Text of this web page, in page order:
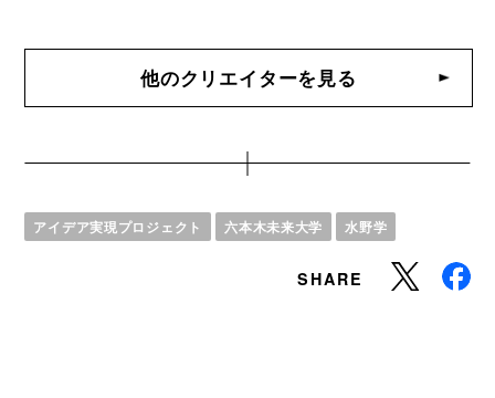
他のクリエイターを見る
アイデア実現プロジェクト 六本木未来大学 水野学
SHARE